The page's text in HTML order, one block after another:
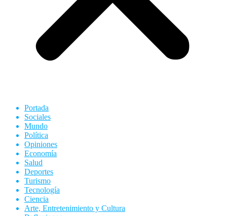
Portada
Sociales
Mundo
Política
Opiniones
Economía
Salud
Deportes
Turismo
Tecnología
Ciencia
Arte, Entretenimiento y Cultura